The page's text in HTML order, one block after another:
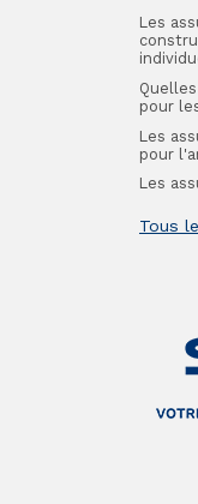
Les
pour
Les
pour
Les
Tous